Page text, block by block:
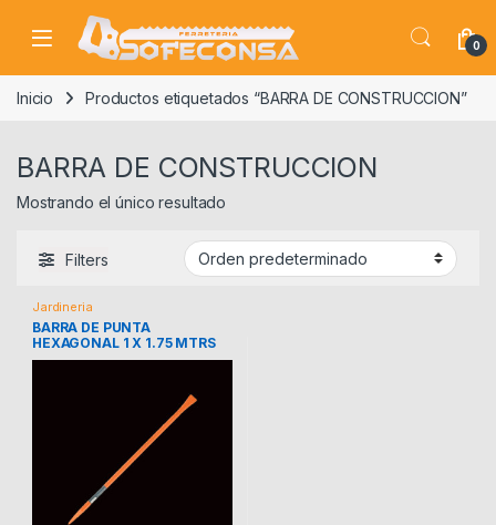
Skip to navigation
Skip to content
0
Inicio Productos etiquetados “BARRA DE CONSTRUCCION”
BARRA DE CONSTRUCCION
Mostrando el único resultado
Filters
Jardineria
BARRA DE PUNTA
HEXAGONAL 1 X 1.75 MTRS
TRUPER